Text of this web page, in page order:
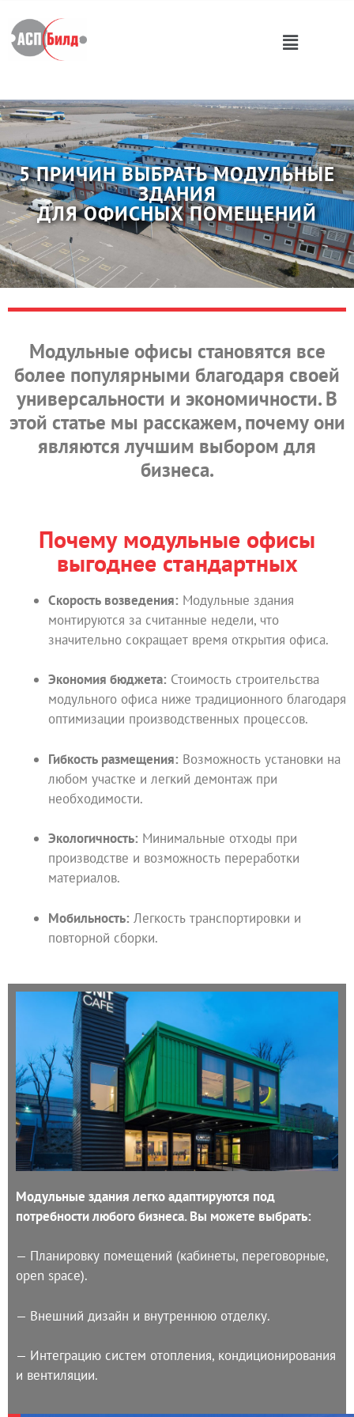
5 ПРИЧИН ВЫБРАТЬ МОДУЛЬНЫЕ
ЗДАНИЯ
ДЛЯ ОФИСНЫХ ПОМЕЩЕНИЙ
Модульные офисы становятся все
более популярными благодаря своей
универсальности и экономичности. В
этой статье мы расскажем, почему они
являются лучшим выбором для
бизнеса.
Почему модульные офисы
выгоднее стандартных
Скорость возведения: Модульные здания
монтируются за считанные недели, что
значительно сокращает время открытия офиса.
Экономия бюджета: Стоимость строительства
модульного офиса ниже традиционного благодаря
оптимизации производственных процессов.
Гибкость размещения: Возможность установки на
любом участке и легкий демонтаж при
необходимости.
Экологичность: Минимальные отходы при
производстве и возможность переработки
материалов.
Мобильность: Легкость транспортировки и
повторной сборки.
Модульные здания легко адаптируются под
потребности любого бизнеса. Вы можете выбрать:
— Планировку помещений (кабинеты, переговорные,
open space).
— Внешний дизайн и внутреннюю отделку.
— Интеграцию систем отопления, кондиционирования
и вентиляции.